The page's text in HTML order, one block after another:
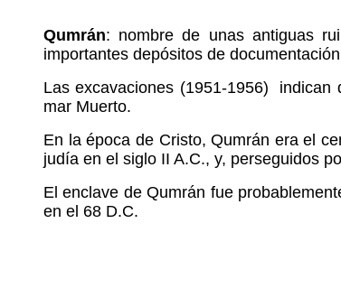
Qumrán: nombre de unas antiguas
importantes depósitos de
Las excavaciones (1951-1956) indican
mar Muerto.
En la época de Cristo, Qumrán era el
judía en el siglo II A.C., y, perseguidos
El enclave de Qumrán fue
en el 68 D.C.